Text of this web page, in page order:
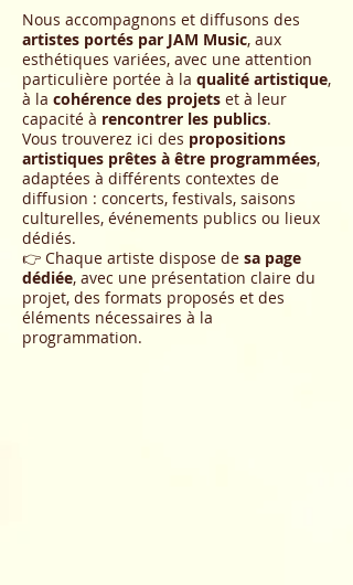
Nous accompagnons et diffusons des
artistes portés par JAM Music, aux
esthétiques variées, avec une attention
particulière portée à la qualité artistique,
à la cohérence des projets et à leur
capacité à rencontrer les publics.
Vous trouverez ici des propositions
artistiques prêtes à être programmées,
adaptées à différents contextes de
diffusion : concerts, festivals, saisons
culturelles, événements publics ou lieux
dédiés.
👉 Chaque artiste dispose de sa page
dédiée, avec une présentation claire du
projet, des formats proposés et des
éléments nécessaires à la
programmation.